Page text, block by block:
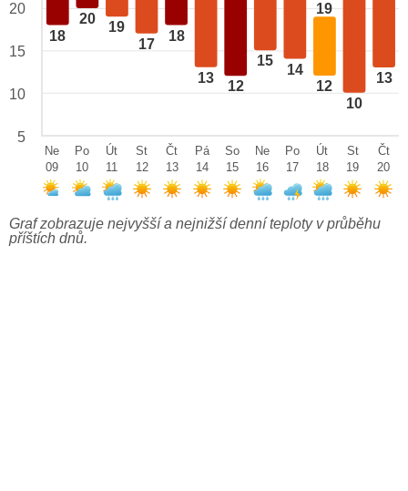
18
20
19
17
18
13
12
15
14
19
12
10
13
20
15
10
5
Ne
09
Po
10
Út
11
St
12
Čt
13
Pá
14
So
15
Ne
16
Po
17
Út
18
St
19
Čt
20
Graf zobrazuje nejvyšší a nejnižší denní teploty v průběhu
příštích dnů.